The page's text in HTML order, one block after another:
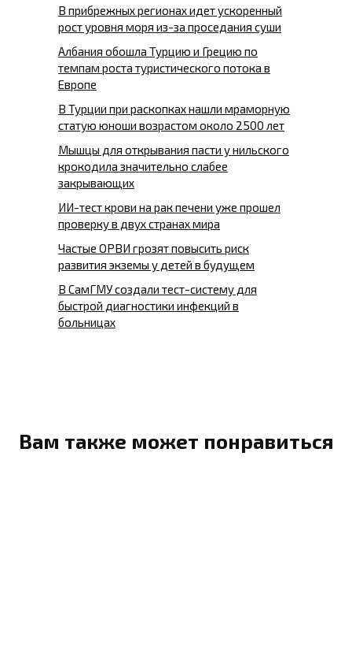
В прибрежных регионах идет ускоренный
рост уровня моря из-за проседания суши
Албания обошла Турцию и Грецию по
темпам роста туристического потока в
Европе
В Турции при раскопках нашли мраморную
статую юноши возрастом около 2500 лет
Мышцы для открывания пасти у нильского
крокодила значительно слабее
закрывающих
ИИ-тест крови на рак печени уже прошел
проверку в двух странах мира
Частые ОРВИ грозят повысить риск
развития экземы у детей в будущем
В СамГМУ создали тест-систему для
быстрой диагностики инфекций в
больницах
Вам также может понравиться